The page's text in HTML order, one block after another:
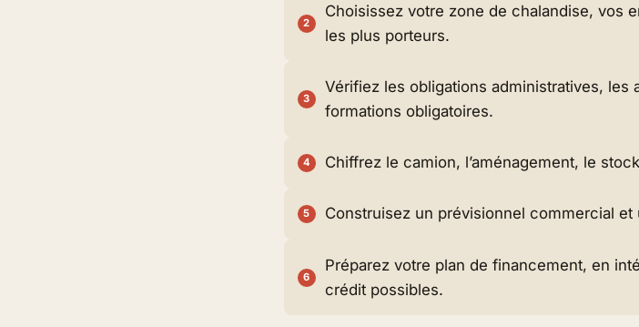
Choisissez votre zone de chalandise, vos
les plus porteurs.
Vérifiez les obligations administratives, les
formations obligatoires.
Chiffrez le camion, l’aménagement, le
Construisez un prévisionnel commercial
Préparez votre plan de financement, en
crédit possibles.